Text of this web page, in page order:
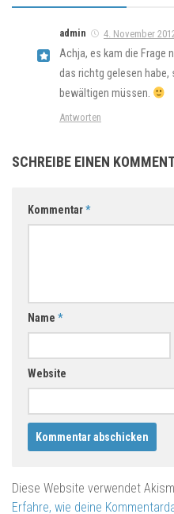
admin 4. November
Achja, es kam die Frage
das richtg gelesen habe,
bewältigen müssen.
Antworten
SCHREIBE EINEN
Kommentar*
Name *
Website
Diese Website verwendet
Erfahre, wie deine